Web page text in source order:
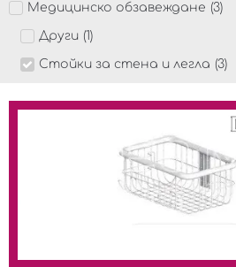
Медицинско обзавеждане (3)
Други (1)
Стойки за стена и легла (3)